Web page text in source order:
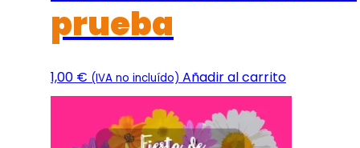
prueba
1,00 € (IVA no incluído) Añadir al carrito